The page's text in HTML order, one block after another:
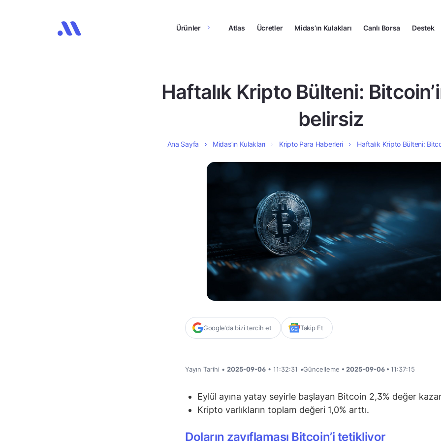
Ürünler Atlas Ücretler Midas’ın Kulakları Canlı Borsa Destek
Haftalık Kripto Bülteni:
belirsiz
Ana Sayfa Midas’ın Kulakları Kripto Para Haberleri Haftalık Kripto Bülteni:
Google'da bizi tercih et Takip Et
Yayın Tarihi • 2025-09-06 • 11:32:31 •Güncelleme • 2025-09-06 • 11:37:15
Eylül ayına yatay seyirle başlayan Bitcoin 2,3% değer
Kripto varlıkların toplam değeri 1,0% arttı.
Doların zayıflaması Bitcoin’i tetikliyor